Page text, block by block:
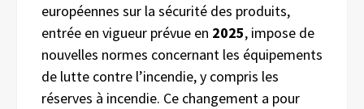
européennes sur la sécurité des produits,
entrée en vigueur prévue en 2025, impose de
nouvelles normes concernant les équipements
de lutte contre l’incendie, y compris les
réserves à incendie. Ce changement a pour